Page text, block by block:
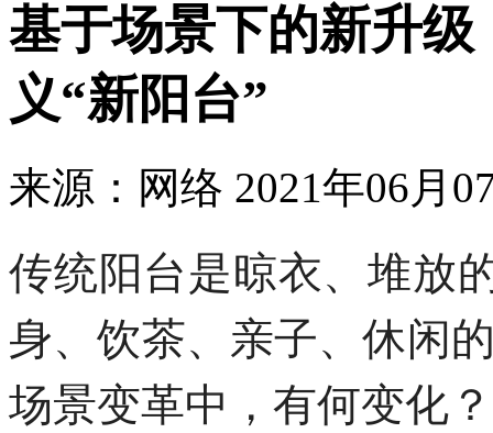
基于场景下的新升
义“新阳台”
来源：网络 2021年06月
传统阳台是晾衣、堆放
身、饮茶、亲子、休闲
场景变革中，有何变化？